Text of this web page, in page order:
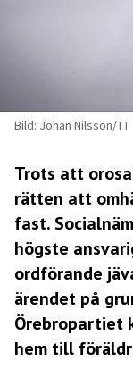
Bild: Johan Nilsson/TT
Trots att
rätten att
fast.
högste
ordförande
ärendet på
Örebropartiet
hem till